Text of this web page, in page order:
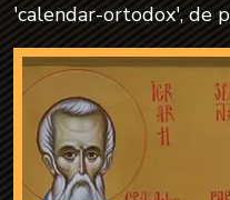
'calendar-ortodox', de